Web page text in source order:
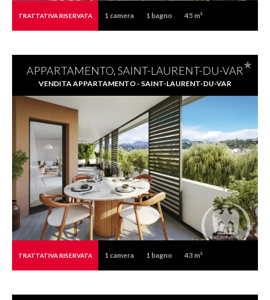
TRATTATIVA RISERVATA 1 camera 1 bagno 45 m²
APPARTAMENTO, SAINT-LAURENT-DU-VAR
VENDITA APPARTAMENTO - SAINT-LAURENT-DU-VAR
TRATTATIVA RISERVATA 1 camera 1 bagno 43 m²